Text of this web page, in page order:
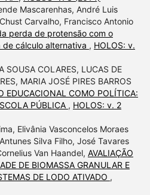
Mascarenhas, André Luis
Carvalho, Francisco Antonio
perda de protensão com o
cálculo alternativa , HOLOS: v.
SOUSA COLARES, LUCAS DE
MARIA JOSÉ PIRES BARROS
EDUCACIONAL COMO POLÍTICA:
PÚBLICA , HOLOS: v. 2
Elivânia Vasconcelos Moraes
Silva Filho, José Tavares
Van Haandel, AVALIAÇÃO
DE BIOMASSA GRANULAR E
DE LODO ATIVADO ,